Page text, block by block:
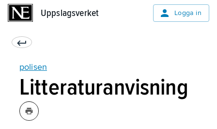
Uppslagsverket Logga in
polisen
Litteraturanvisning